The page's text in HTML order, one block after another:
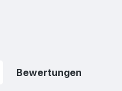
Bewertungen